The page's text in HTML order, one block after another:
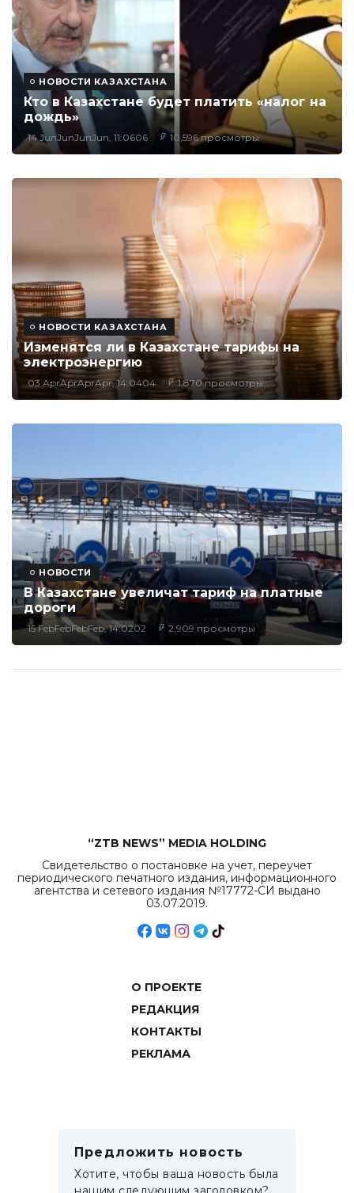
НОВОСТИ КАЗАХСТАНА
Кто в Казахстане будет платить «налог на
дождь»
14 JunJunJunJun, 11:0606 10,596 просмотры
НОВОСТИ КАЗАХСТАНА
Изменятся ли в Казахстане тарифы на
электроэнергию
03 AprAprAprApr, 14:0404 1,870 просмотры
НОВОСТИ
В Казахстане увеличат тариф на платные
дороги
15 FebFebFebFeb, 14:0202 2,909 просмотры
“ZTB NEWS” MEDIA HOLDING
Свидетельство о постановке на учет, переучет
периодического печатного издания, информационного
агентства и сетевого издания №17772-СИ выдано
03.07.2019.
О ПРОЕКТЕ
РЕДАКЦИЯ
КОНТАКТЫ
РЕКЛАМА
Предложить новость
Хотите, чтобы ваша новость была